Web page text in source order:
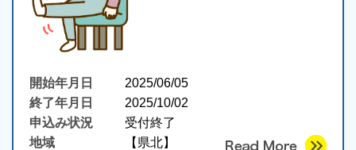
開始年月日
2025/06/05
終了年月日
2025/10/02
申込み状況
受付終了
地域
【県北】